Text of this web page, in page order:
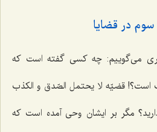
در قضایا
می‌گوییم: چه کسی گفته است که
است؟! قضیّه لا یحتمل الصّدق و الکذب
مگر بر ایشان وحی آمده است که